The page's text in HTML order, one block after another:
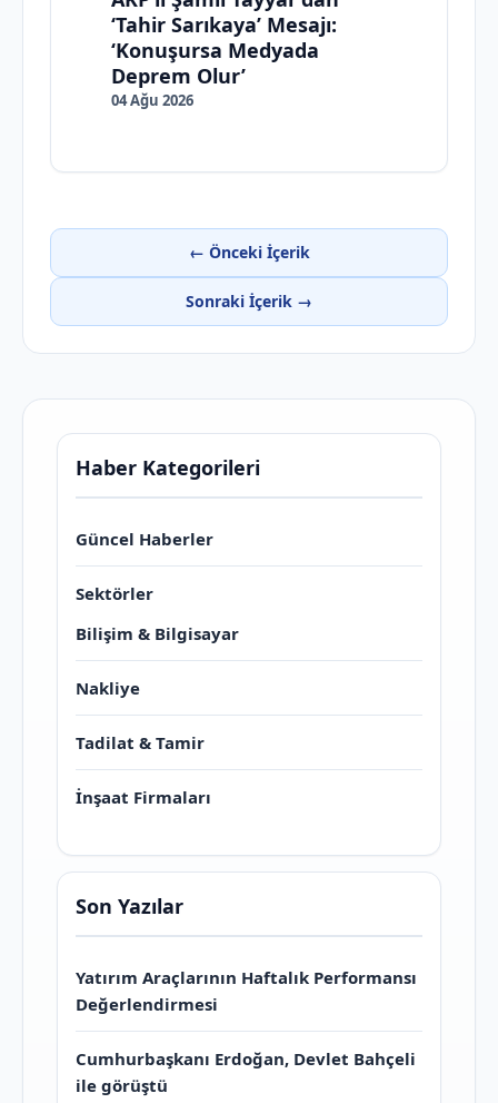
‘Tahir Sarıkaya’ Mesajı:
‘Konuşursa Medyada
Deprem Olur’
04 Ağu 2026
← Önceki İçerik
Sonraki İçerik →
Haber Kategorileri
Güncel Haberler
Sektörler
Bilişim & Bilgisayar
Nakliye
Tadilat & Tamir
İnşaat Firmaları
Son Yazılar
Yatırım Araçlarının Haftalık Performansı
Değerlendirmesi
Cumhurbaşkanı Erdoğan, Devlet Bahçeli
ile görüştü